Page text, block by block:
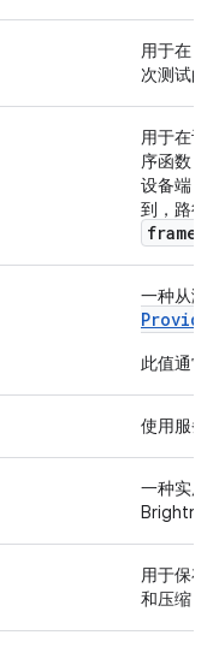
用于在
次测试
用于在
序函数
设备端
到，路径
一种从
此值通
使用服
一种实用
用于保
和压缩